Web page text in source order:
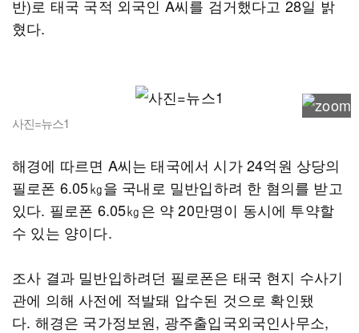
반)로 태국 국적 외국인 A씨를 검거했다고 28일 밝
혔다.
사진=뉴스1
해경에 따르면 A씨는 태국에서 시가 24억원 상당의
필로폰 6.05㎏을 국내로 밀반입하려 한 혐의를 받고
있다. 필로폰 6.05㎏은 약 20만명이 동시에 투약할
수 있는 양이다.
조사 결과 밀반입하려던 필로폰은 태국 현지 수사기
관에 의해 사전에 적발돼 압수된 것으로 확인됐
다. 해경은 국가정보원, 광주출입국외국인사무소,